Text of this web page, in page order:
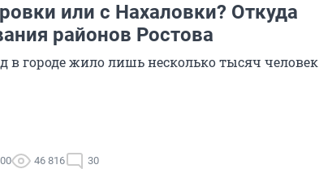
или с Нахаловки? Откуда
районов Ростова
в городе жило лишь несколько тысяч человек
46 816 30